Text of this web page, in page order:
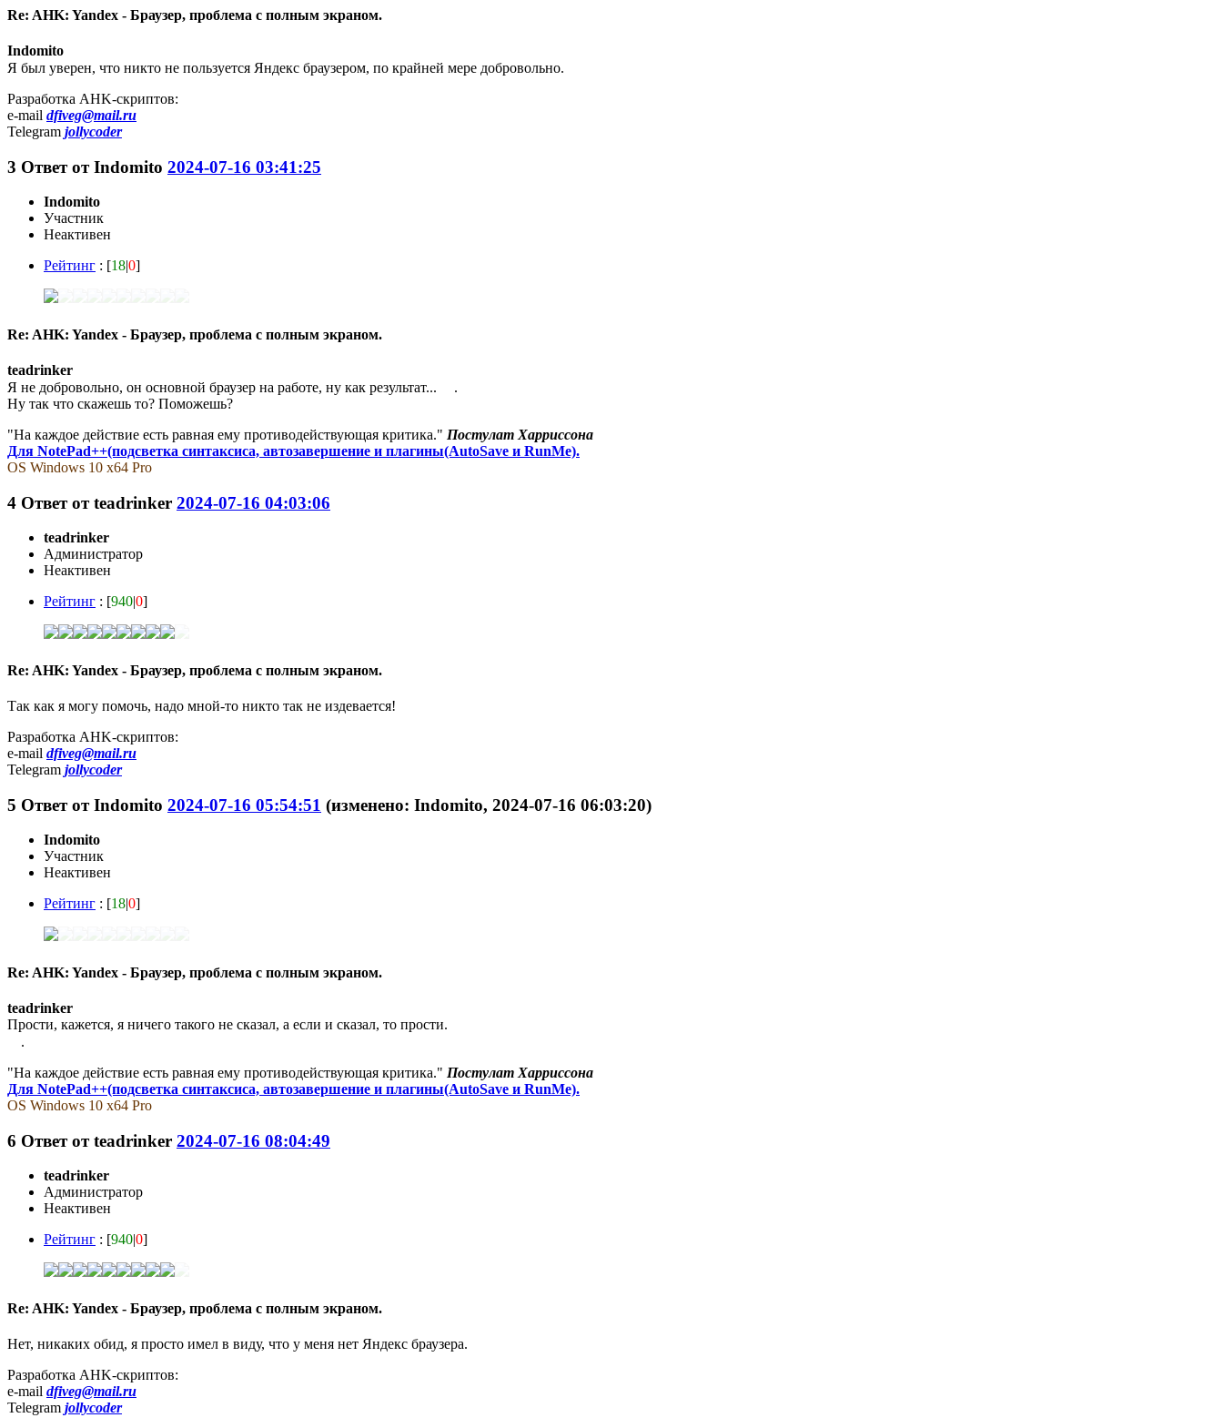
Re: AHK: Yandex - Браузер, проблема с полным экраном.
Indomito
Я был уверен, что никто не пользуется Яндекс браузером, по крайней мере добровольно.
Разработка AHK-скриптов:
e-mail dfiveg@mail.ru
Telegram jollycoder
3 Ответ отIndomito 2024-07-16 03:41:25
Indomito
Участник
Неактивен
Рейтинг : [18|0]
Re: AHK: Yandex - Браузер, проблема с полным экраном.
teadrinker
Я не добровольно, он основной браузер на работе, ну как результат...
.
Ну так что скажешь то? Поможешь?
"На каждое действие есть равная ему противодействующая критика." Постулат Харриссона
Для NotePad++(подсветка синтаксиса, автозавершение и плагины(AutoSave и RunMe).
OS Windows 10 x64 Pro
4 Ответ отteadrinker 2024-07-16 04:03:06
teadrinker
Администратор
Неактивен
Рейтинг : [940|0]
Re: AHK: Yandex - Браузер, проблема с полным экраном.
Так как я могу помочь, надо мной-то никто так не издевается!
Разработка AHK-скриптов:
e-mail dfiveg@mail.ru
Telegram jollycoder
5 Ответ отIndomito 2024-07-16 05:54:51 (изменено: Indomito, 2024-07-16 06:03:20)
Indomito
Участник
Неактивен
Рейтинг : [18|0]
Re: AHK: Yandex - Браузер, проблема с полным экраном.
teadrinker
Прости, кажется, я ничего такого не сказал, а если и сказал, то прости.
.
"На каждое действие есть равная ему противодействующая критика." Постулат Харриссона
Для NotePad++(подсветка синтаксиса, автозавершение и плагины(AutoSave и RunMe).
OS Windows 10 x64 Pro
6 Ответ отteadrinker 2024-07-16 08:04:49
teadrinker
Администратор
Неактивен
Рейтинг : [940|0]
Re: AHK: Yandex - Браузер, проблема с полным экраном.
Нет, никаких обид, я просто имел в виду, что у меня нет Яндекс браузера.
Разработка AHK-скриптов:
e-mail dfiveg@mail.ru
Telegram jollycoder